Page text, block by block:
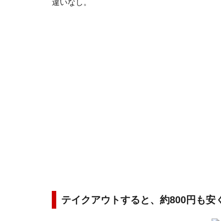
違いなし。
テイクアウトすると、約800円も安